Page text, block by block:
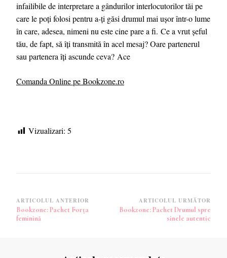
infailibile de interpretare a gândurilor interlocutorilor tăi pe
care le poți folosi pentru a-ți găsi drumul mai ușor într-o lume
în care, adesea, nimeni nu este cine pare a fi. Ce a vrut șeful
tău, de fapt, să îți transmită în acel mesaj? Oare partenerul
sau partenera îți ascunde ceva? Ace
Comanda Online pe Bookzone.ro
Vizualizari: 5
Navigare
în
ARTICOLUL ANTERIOR
Bookzone: Pachet Forța
feminină
ARTICOLUL URMĂTOR
Bookzone: Pachet Drumul spre
sinele autentic